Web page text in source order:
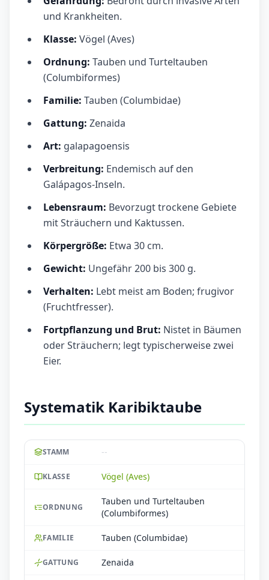
und Krankheiten.
Klasse: Vögel (Aves)
Ordnung: Tauben und Turteltauben
(Columbiformes)
Familie: Tauben (Columbidae)
Gattung: Zenaida
Art: galapagoensis
Verbreitung: Endemisch auf den
Galápagos-Inseln.
Lebensraum: Bevorzugt trockene Gebiete
mit Sträuchern und Kaktussen.
Körpergröße: Etwa 30 cm.
Gewicht: Ungefähr 200 bis 300 g.
Verhalten: Lebt meist am Boden; frugivor
(Fruchtfresser).
Fortpflanzung und Brut: Nistet in Bäumen
oder Sträuchern; legt typischerweise zwei
Eier.
Systematik Karibiktaube
STAMM --
KLASSE Vögel (Aves)
ORDNUNG
Tauben und Turteltauben
(Columbiformes)
FAMILIE Tauben (Columbidae)
GATTUNG Zenaida